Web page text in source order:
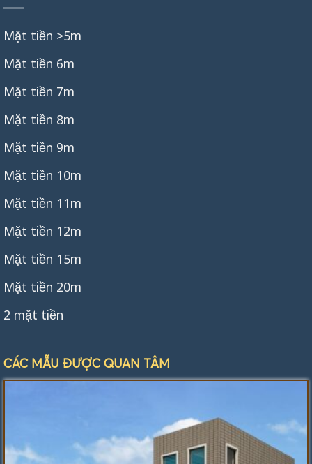
Mặt tiền >5m
Mặt tiền 6m
Mặt tiền 7m
Mặt tiền 8m
Mặt tiền 9m
Mặt tiền 10m
Mặt tiền 11m
Mặt tiền 12m
Mặt tiền 15m
Mặt tiền 20m
2 mặt tiền
CÁC MẪU ĐƯỢC QUAN TÂM